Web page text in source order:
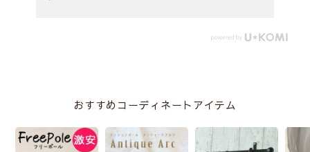
おすすめコーディネートアイテム